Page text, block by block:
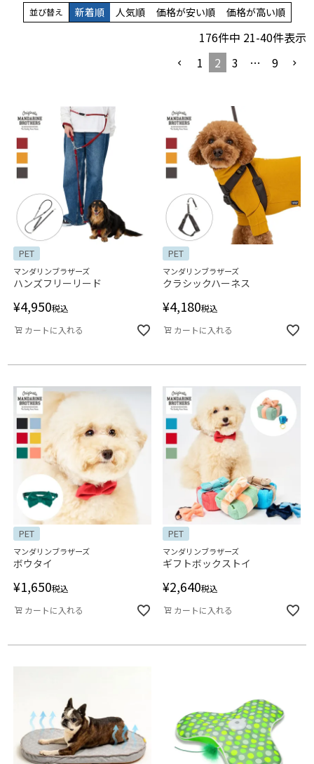
並び替え 新着順 人気順 価格が安い順 価格が高い順
176件中 21-40件表示
1
2 3 … 9
PET
マンダリンブラザーズ
ハンズフリーリード
¥4,950税込
カートに入れる
PET
マンダリンブラザーズ
クラシックハーネス
¥4,180税込
カートに入れる
PET
マンダリンブラザーズ
ボウタイ
¥1,650税込
カートに入れる
PET
マンダリンブラザーズ
ギフトボックストイ
¥2,640税込
カートに入れる